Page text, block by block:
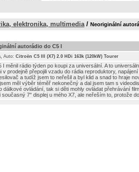
elektronika, multimedia/ Neoriginální
autorádio do C5 I
Auto: Citroën C5 III (X7) 2.0 HDi 163k (120kW) Tourer
I měnil rádio týden po koupi za universální. A to
v prodejně přepojili vzadu do rádia reproduktory,
a tudíž jsem to neřešil a byl klid a snad to hraje
měl výběr téměř nekonečný a dal jsem tam s
dálkové ovládání, tak si děti mohly ovládat přehrávání
současný 7" displej u mého X7, ale neřeším to, protože